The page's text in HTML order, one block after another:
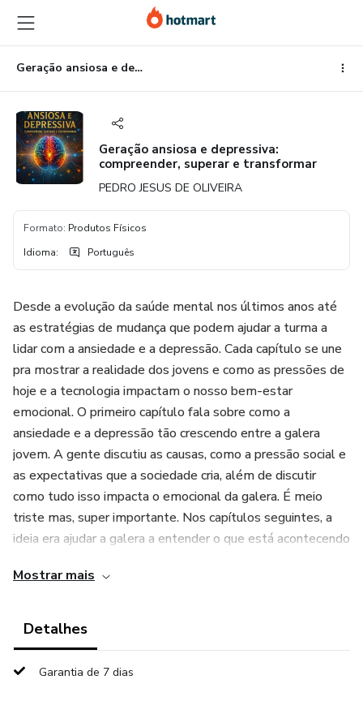
para
o
conteúdo
principal
para
o
pagamento
para
o
rodapé
Geração ansiosa e depressiva: compreender, superar e transformar
Geração ansiosa e depressiva:
compreender, superar e transformar
PEDRO JESUS DE OLIVEIRA
Formato: Produtos Físicos
Idioma: Português
Desde a evolução da saúde mental nos últimos anos até
as estratégias de mudança que podem ajudar a turma a
lidar com a ansiedade e a depressão. Cada capítulo se une
pra mostrar a realidade dos jovens e como as pressões de
hoje e a tecnologia impactam o nosso bem-estar
emocional. O primeiro capítulo fala sobre como a
ansiedade e a depressão tão crescendo entre a galera
jovem. A gente discutiu as causas, como a pressão social e
as expectativas que a sociedade cria, além de discutir
como tudo isso impacta o emocional da galera. É meio
triste mas, super importante. Nos capítulos seguintes, a
ideia era ajudar a galera a entender o que está acontecendo
de várias formas, ou com a depressão, que pode aparecer
sintomas ficarem bem claros. E claro, não podia deixar de
abordar o papel da tecnologia nesse cenário, onde as redes
sociais têm um peso muito grande.
Mostrar mais
Detalhes
Garantia de 7 dias